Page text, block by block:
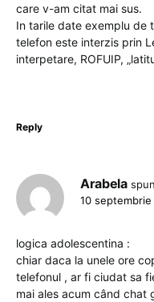
care v-am citat mai sus.
In tarile date exemplu de
telefon este interzis prin
interpetare, ROFUIP,
Reply
Arabela
10
logica adolescentina :
chiar daca la unele ore
telefonul , ar fi ciudat sa
mai ales acum când chat